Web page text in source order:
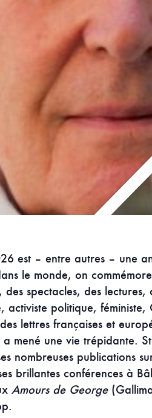
est – entre autres – une
le monde, on
des spectacles, des
activiste politique,
lettres françaises et
a mené une vie trépidante.
nombreuses publications
brillantes conférences à
Amours de George